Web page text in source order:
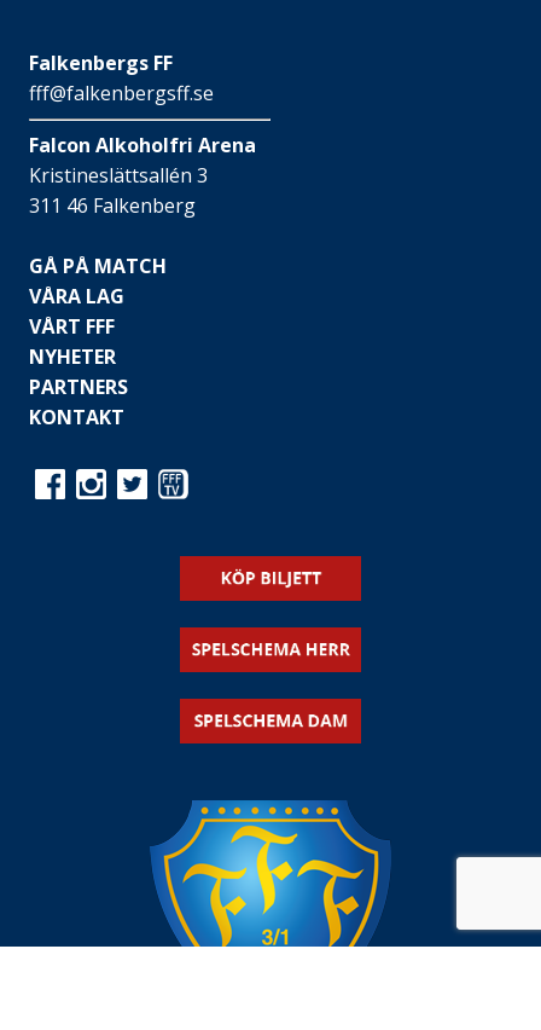
Falkenbergs FF
fff@falkenbergsff.se
Falcon Alkoholfri Arena
Kristineslättsallén 3
311 46 Falkenberg
GÅ PÅ MATCH
VÅRA LAG
VÅRT FFF
NYHETER
PARTNERS
KONTAKT